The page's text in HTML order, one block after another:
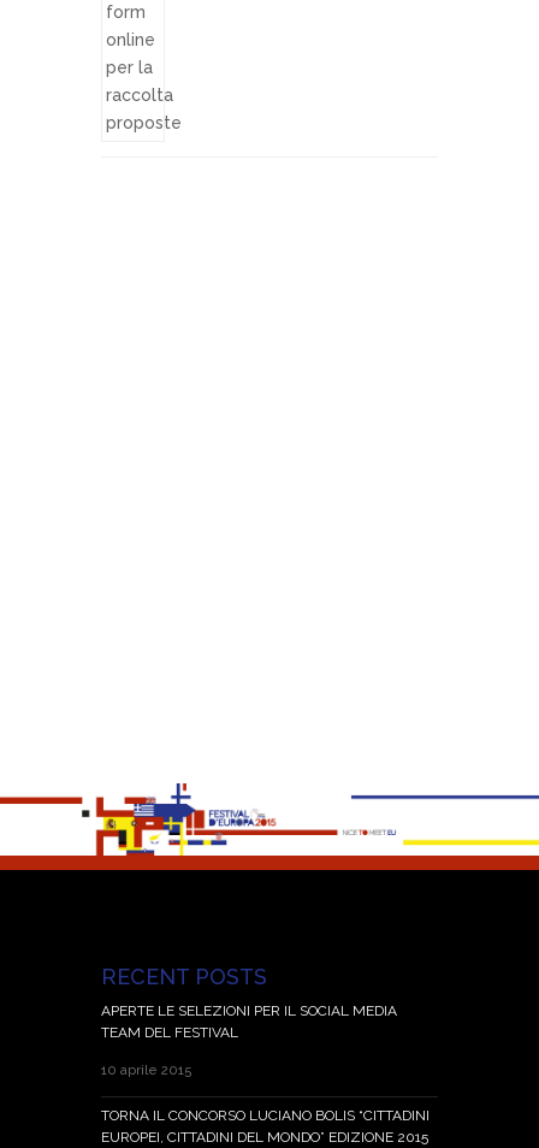
RECENT POSTS
APERTE LE SELEZIONI PER IL SOCIAL MEDIA
TEAM DEL FESTIVAL
10 aprile 2015
TORNA IL CONCORSO LUCIANO BOLIS “CITTADINI
EUROPEI, CITTADINI DEL MONDO” EDIZIONE 2015